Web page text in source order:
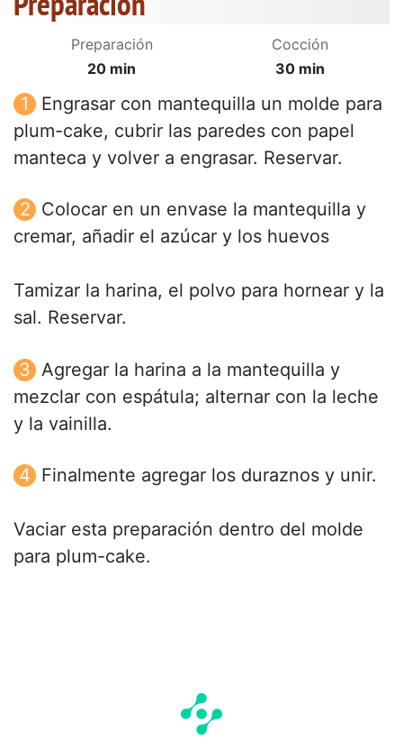
Preparación
20 min
Cocción
30 min
Engrasar con mantequilla un molde para
plum-cake, cubrir las paredes con papel
manteca y volver a engrasar. Reservar.
Colocar en un envase la mantequilla y
cremar, añadir el azúcar y los huevos
Tamizar la harina, el polvo para hornear y la
sal. Reservar.
Agregar la harina a la mantequilla y
mezclar con espátula; alternar con la leche
y la vainilla.
Finalmente agregar los duraznos y unir.
Vaciar esta preparación dentro del molde
para plum-cake.